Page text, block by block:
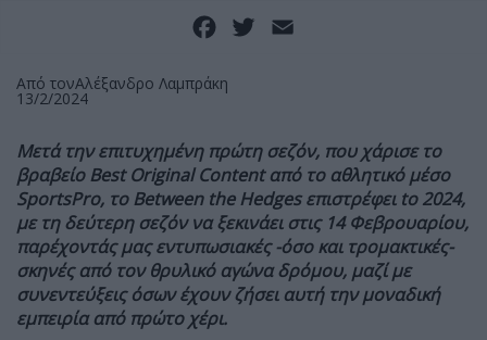
Facebook
Twitter
Από τονΑλέξανδρο Λαμπράκη
13/2/2024
Μετά την επιτυχημένη πρώτη σεζόν, που χάρισε το
βραβείο Best Original Content από το αθλητικό μέσο
SportsPro, το Between the Hedges επιστρέφει to 2024,
με τη δεύτερη σεζόν να ξεκινάει στις 14 Φεβρουαρίου,
παρέχοντάς μας εντυπωσιακές -όσο και τρομακτικές-
σκηνές από τον θρυλικό αγώνα δρόμου, μαζί με
συνεντεύξεις όσων έχουν ζήσει αυτή την μοναδική
εμπειρία από πρώτο χέρι.